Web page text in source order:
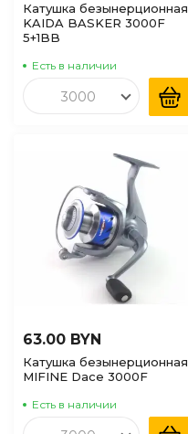
Катушка безынерционная
KAIDA BASKER 3000F
5+1BB
Есть в наличии
3000
63.00 BYN
Катушка безынерционная
MIFINE Dace 3000F
Есть в наличии